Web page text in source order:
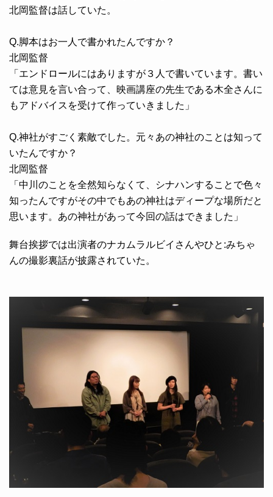
北岡監督は話していた。
Q.脚本はお一人で書かれたんですか？
北岡監督
「エンドロールにはありますが３人で書いています。書い
ては意見を言い合って、映画講座の先生である木全さんに
もアドバイスを受けて作っていきました」
Q.神社がすごく素敵でした。元々あの神社のことは知って
いたんですか？
北岡監督
「中川のことを全然知らなくて、シナハンすることで色々
知ったんですがその中でもあの神社はディープな場所だと
思います。あの神社があって今回の話はできました」
舞台挨拶では出演者のナカムラルビイさんやひと:みちゃ
んの撮影裏話が披露されていた。